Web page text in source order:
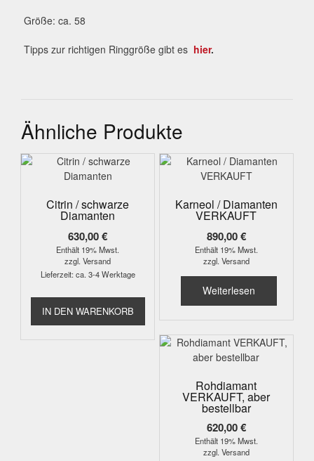
Größe: ca. 58
Tipps zur richtigen Ringgröße gibt es hier.
Ähnliche Produkte
Citrin / schwarze
Diamanten
630,00€
Enthält 19% Mwst.
zzgl.Versand
Lieferzeit: ca. 3-4 Werktage
IN DEN WARENKORB
Karneol / Diamanten
VERKAUFT
890,00€
Enthält 19% Mwst.
zzgl. Versand
Weiterlesen
Rohdiamant
VERKAUFT, aber
bestellbar
620,00€
Enthält 19% Mwst.
zzgl. Versand